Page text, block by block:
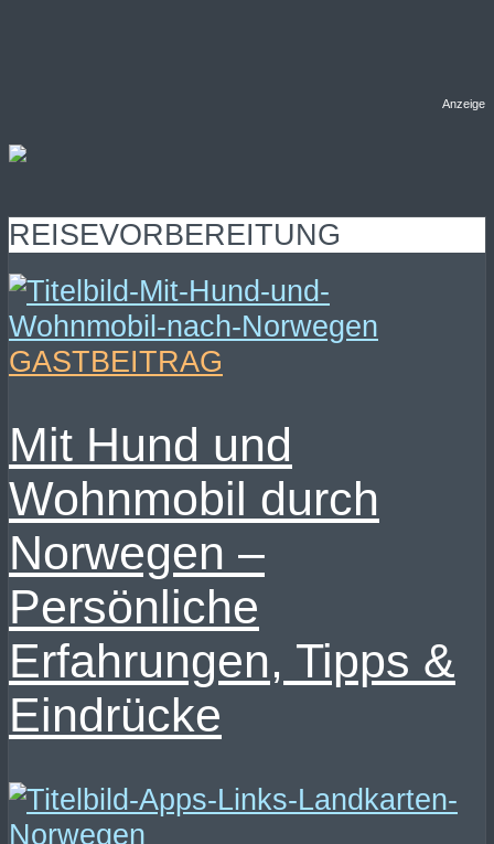
Anzeige
REISEVORBEREITUNG
GASTBEITRAG
Mit Hund und
Wohnmobil durch
Norwegen –
Persönliche
Erfahrungen, Tipps &
Eindrücke